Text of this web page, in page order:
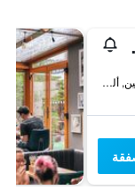
Weinbergsweg 1a, برلين, ألمانيا